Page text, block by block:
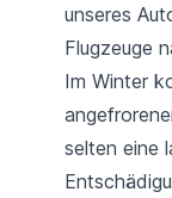
unseres
Flugzeuge
Im Winter
selten eine